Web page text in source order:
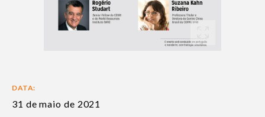
DATA:
31 de maio de 2021